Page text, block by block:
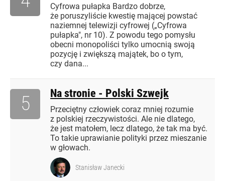
Cyfrowa pułapka Bardzo dobrze,
że poruszyliście kwestię mającej powstać
naziemnej telewizji cyfrowej („Cyfrowa
pułapka", nr 10). Z powodu tego pomysłu
obecni monopoliści tylko umocnią swoją
pozycję i zwiększą majątek, bo o tym,
czy dana...
Na stronie - Polski Szwejk
Przeciętny człowiek coraz mniej rozumie
z polskiej rzeczywistości. Ale nie dlatego,
że jest matołem, lecz dlatego, że tak ma być.
To takie uprawianie polityki przez mieszanie
w głowach.
5
Stanisław Janecki